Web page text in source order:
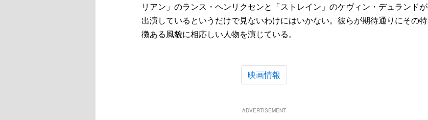
リアン」のランス・ヘンリクセンと「ストレイン」のケヴィン・デュランドが
出演しているというだけで見ないわけにはいかない。彼らが期待通りにその特
徴ある風貌に相応しい人物を演じている。
映画情報
ADVERTISEMENT